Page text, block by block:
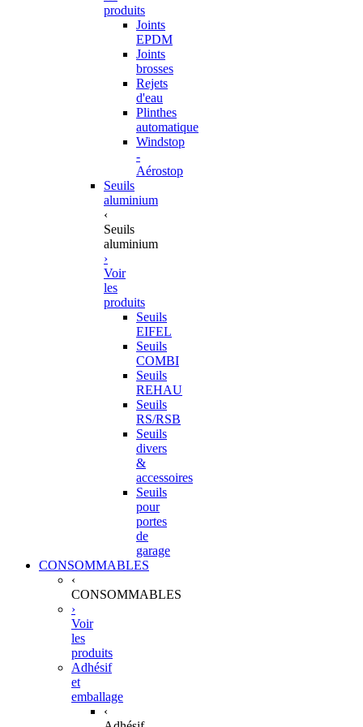
produits
Joints
EPDM
Joints
brosses
Rejets
d'eau
Plinthes
automatique
Windstop
-
Aérostop
Seuils
aluminium
‹
Seuils
aluminium
›
Voir
les
produits
Seuils
EIFEL
Seuils
COMBI
Seuils
REHAU
Seuils
RS/RSB
Seuils
divers
&
accessoires
Seuils
pour
portes
de
garage
CONSOMMABLES
‹
CONSOMMABLES
›
Voir
les
produits
Adhésif
et
emballage
‹